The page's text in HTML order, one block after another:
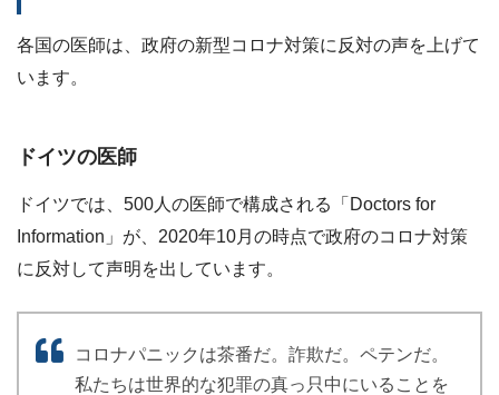
各国の医師は、政府の新型コロナ対策に反対の声を上げて
います。
ドイツの医師
ドイツでは、500人の医師で構成される「Doctors for
Information」が、2020年10月の時点で政府のコロナ対策
に反対して声明を出しています。
コロナパニックは茶番だ。詐欺だ。ペテンだ。
私たちは世界的な犯罪の真っ只中にいることを